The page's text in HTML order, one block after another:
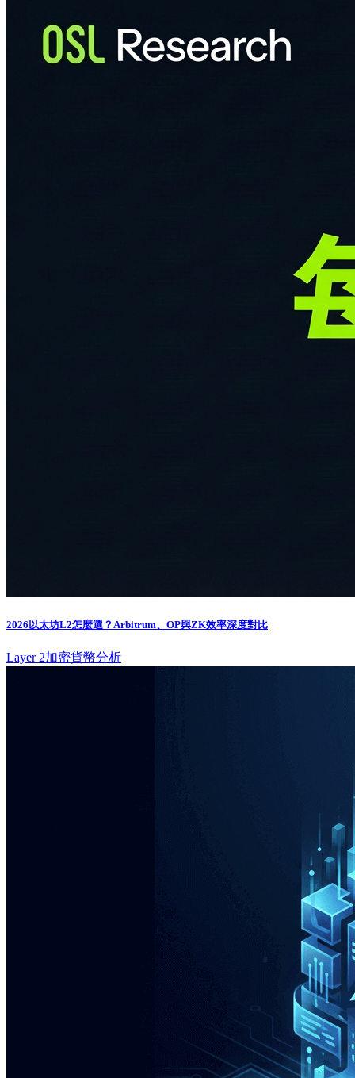
2026以太坊L2怎麼選？Arbitrum、OP與ZK效率深度對比
Layer 2加密貨幣分析